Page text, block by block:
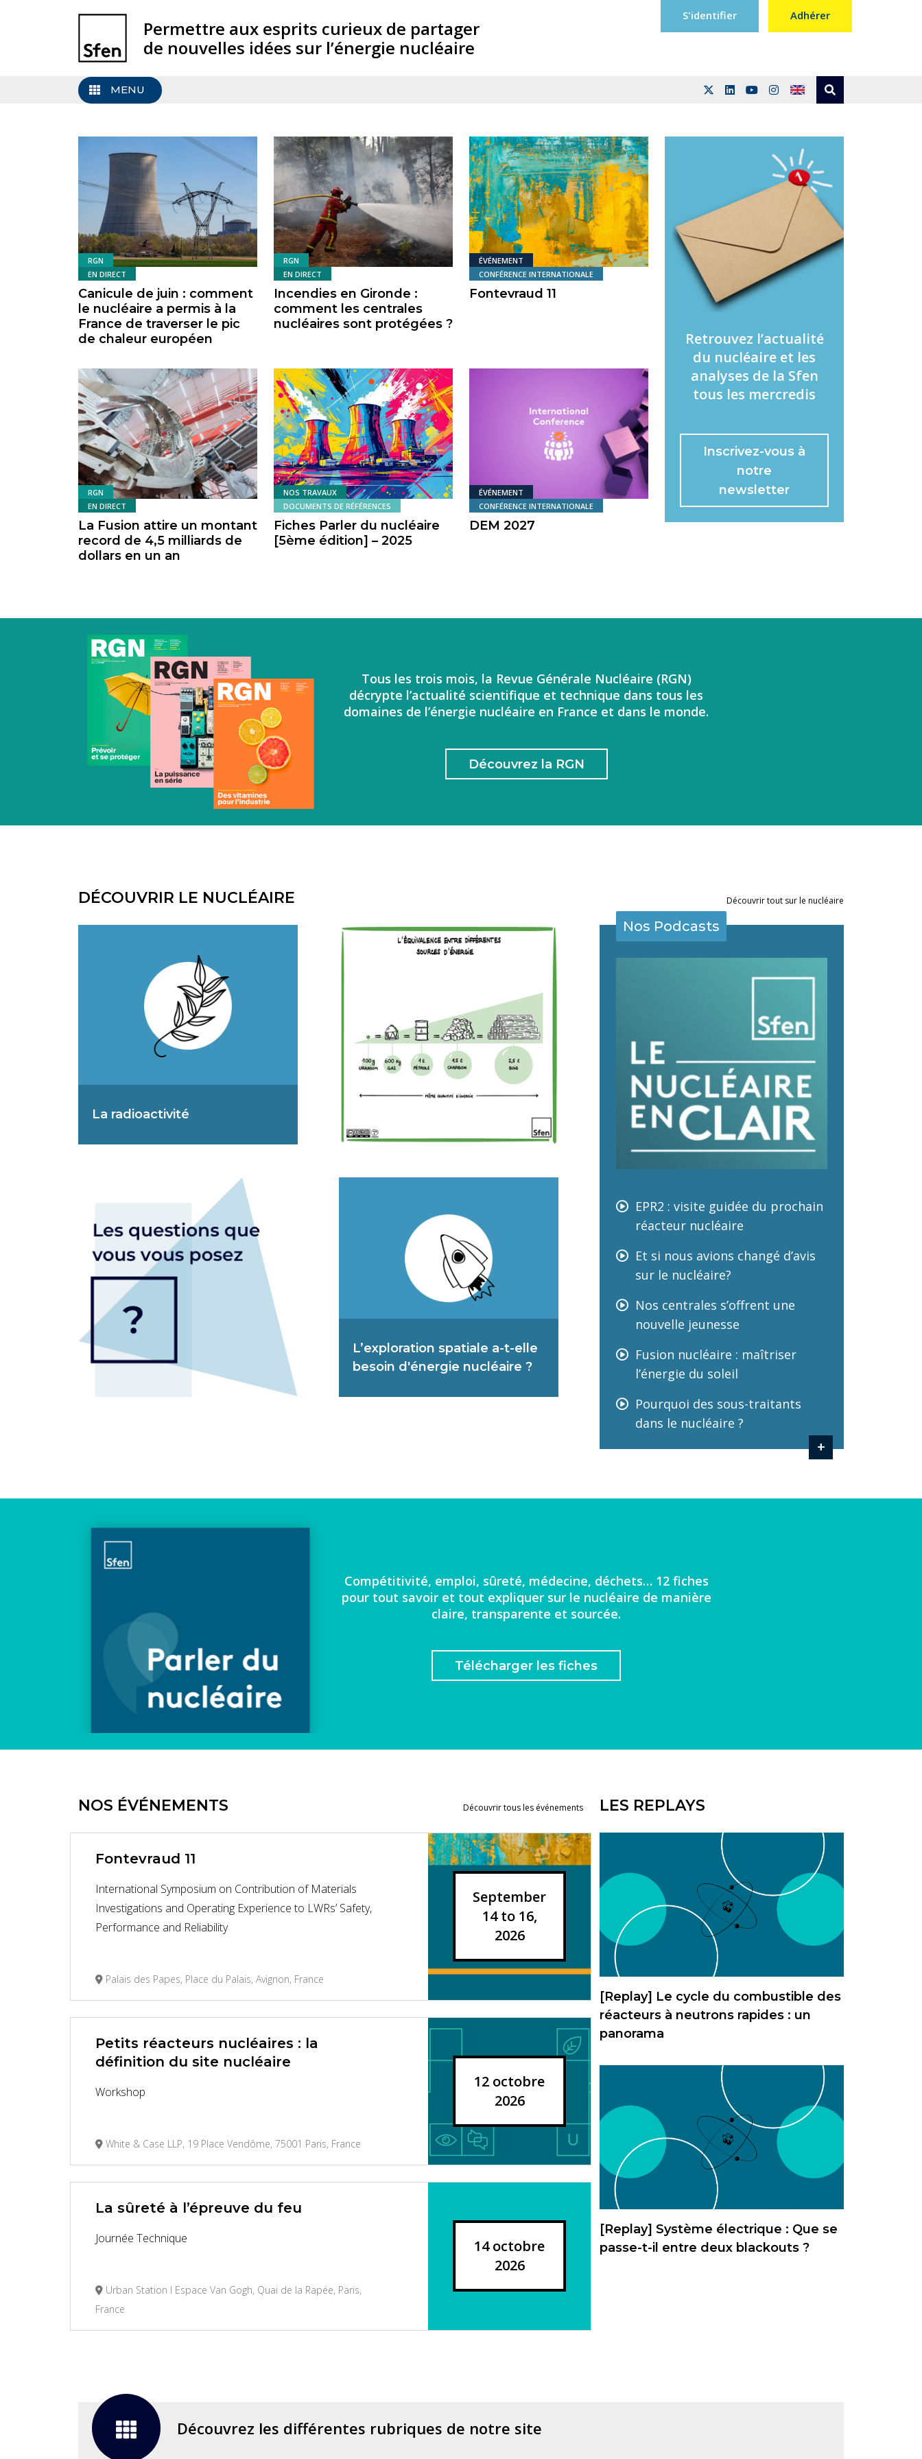
Permettre aux esprits curieux de partager
de nouvelles idées sur l’énergie nucléaire
S'identifier Adhérer
MENU
RGN
EN DIRECT
Canicule de juin : comment
le nucléaire a permis à la
France de traverser le pic
de chaleur européen
RGN
EN DIRECT
Incendies en Gironde :
comment les centrales
nucléaires sont protégées ?
ÉVÉNEMENT
CONFÉRENCE INTERNATIONALE
Fontevraud 11
RGN
EN DIRECT
La Fusion attire un montant
record de 4,5 milliards de
dollars en un an
NOS TRAVAUX
DOCUMENTS DE RÉFÉRENCES
Fiches Parler du nucléaire
[5ème édition] – 2025
ÉVÉNEMENT
CONFÉRENCE INTERNATIONALE
DEM 2027
Retrouvez l’actualité
du nucléaire et les
analyses de la Sfen
tous les mercredis
Inscrivez-vous à
notre
newsletter
Tous les trois mois, la Revue Générale Nucléaire (RGN)
décrypte l’actualité scientifique et technique dans tous les
domaines de l’énergie nucléaire en France et dans le monde.
Découvrez la RGN
DÉCOUVRIR LE NUCLÉAIRE Découvrir tout sur le nucléaire
La radioactivité
L’exploration spatiale a-t-elle
besoin d'énergie nucléaire ?
Nos Podcasts
EPR2 : visite guidée du prochain
réacteur nucléaire
Et si nous avions changé d’avis
sur le nucléaire?
Nos centrales s’offrent une
nouvelle jeunesse
Fusion nucléaire : maîtriser
l’énergie du soleil
Pourquoi des sous-traitants
dans le nucléaire ?
+
Compétitivité, emploi, sûreté, médecine, déchets… 12 fiches
pour tout savoir et tout expliquer sur le nucléaire de manière
claire, transparente et sourcée.
Télécharger les fiches
NOS ÉVÉNEMENTS Découvrir tous les événements
Fontevraud 11
International Symposium on Contribution of Materials
Investigations and Operating Experience to LWRs’ Safety,
Performance and Reliability
Palais des Papes, Place du Palais, Avignon, France
September
14 to 16,
2026
Petits réacteurs nucléaires : la
définition du site nucléaire
Workshop
White & Case LLP, 19 Place Vendôme, 75001 Paris, France
12 octobre
2026
La sûreté à l’épreuve du feu
Journée Technique
Urban Station I Espace Van Gogh, Quai de la Rapée, Paris,
France
14 octobre
2026
LES REPLAYS
[Replay] Le cycle du combustible des
réacteurs à neutrons rapides : un
panorama
[Replay] Système électrique : Que se
passe-t-il entre deux blackouts ?
Découvrez les différentes rubriques de notre site